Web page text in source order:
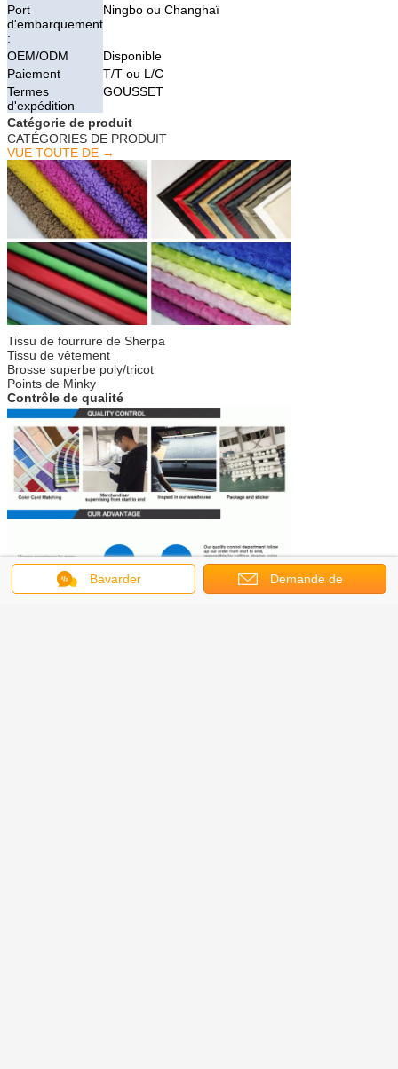
Port
d'embarquement
:
Ningbo ou Changhaï
OEM/ODM
Disponible
Paiement
T/T ou L/C
Termes
d'expédition
GOUSSET
Catégorie de produit
CATÉGORIES DE PRODUIT
VUE TOUTE DE →
Tissu de fourrure de Sherpa
Tissu de vêtement
Brosse superbe poly/tricot
Points de Minky
Contrôle de qualité
Bavarder Demande de